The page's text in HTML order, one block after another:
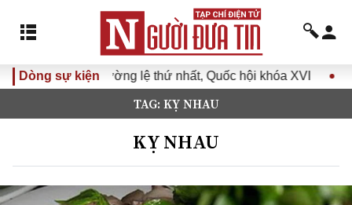
Dòng sự kiện
lệ thứ nhất, Quốc hội khóa XVI Đưa Nghị quyết
TAG: KỴ NHAU
KỴ NHAU